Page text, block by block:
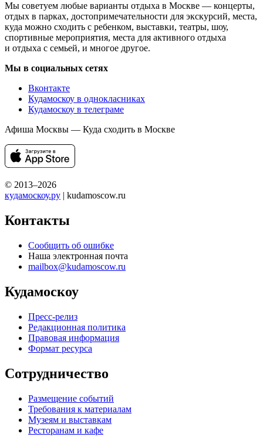
Мы советуем любые варианты отдыха в Москве — концерты,
отдых в парках, достопримечательности для экскурсий, места,
куда можно сходить с ребенком, выставки, театры, шоу,
спортивные мероприятия, места для активного отдыха
и отдыха с семьей, и многое другое.
Мы в социальных сетях
Вконтакте
Кудамоскоу в однокласниках
Кудамоскоу в телеграме
Афиша Москвы — Куда сходить в Москве
© 2013–2026
кудамоскоу.ру | kudamoscow.ru
Контакты
Сообщить об ошибке
Наша электронная почта
mailbox@kudamoscow.ru
Кудамоскоу
Пресс-релиз
Редакционная политика
Правовая информация
Формат ресурса
Сотрудничество
Размещение событий
Требования к материалам
Музеям и выставкам
Ресторанам и кафе